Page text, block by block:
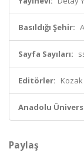
Basıldığı Şehir:
Sayfa Sayıları:
Editörler:
Anadolu
Paylaş